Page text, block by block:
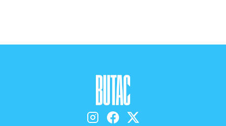
TRUFFE E SOCIAL NETWORK